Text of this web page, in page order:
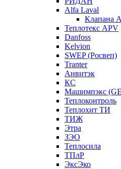
Alfa Laval
Клапана
Теплотекс APV
Danfoss
Kelvion
SWEP (Росвеп)
Tranter
Анвитэк
КС
Машимпэкс
Теплоконтроль
Теплохит ТИ
ТИЖ
Этра
ЗЭО
Теплосила
ТПлР
ЭксЭко